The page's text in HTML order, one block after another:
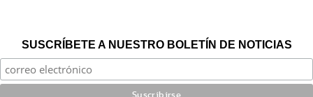
SUSCRÍBETE A NUESTRO BOLETÍN DE NOTICIAS